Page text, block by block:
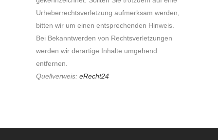
Urheberrechtsverletzung aufmerksam werden,
bitten wir um einen entsprechenden Hinweis.
Bei Bekanntwerden von Rechtsverletzungen
werden wir derartige Inhalte umgehend
entfernen.
Quellverweis: eRecht24